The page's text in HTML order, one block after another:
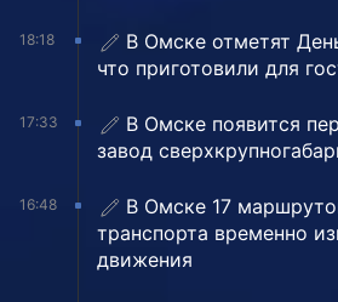
18:18
В Омске отметят
что приготовили для
17:33
В Омске появится
завод
16:48
В Омске 17
транспорта временно
движения